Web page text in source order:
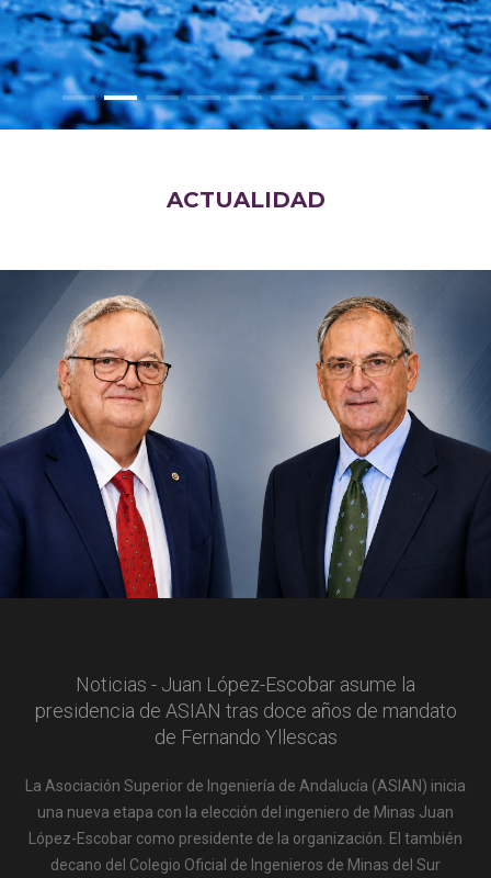
ACTUALIDAD
Noticias - Juan López-Escobar asume la
presidencia de ASIAN tras doce años de mandato
de Fernando Yllescas
La Asociación Superior de Ingeniería de Andalucía (ASIAN) inicia
una nueva etapa con la elección del ingeniero de Minas Juan
López-Escobar como presidente de la organización. El también
decano del Colegio Oficial de Ingenieros de Minas del Sur